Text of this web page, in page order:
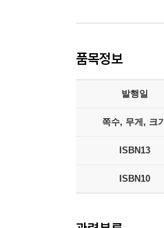
품목정보
발행일
쪽수, 무게, 크기
ISBN13
ISBN10